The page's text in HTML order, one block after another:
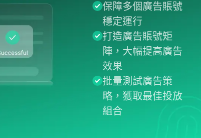
保障多個廣告賬號
穩定運行
打造廣告賬號矩
陣，大幅提高廣告
效果
批量測試廣告策
略，獲取最佳投放
組合